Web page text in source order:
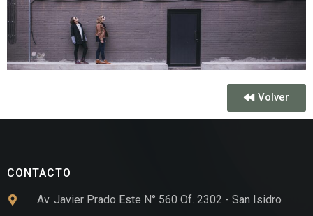
Volver
CONTACTO
Av. Javier Prado Este N° 560 Of. 2302 - San Isidro